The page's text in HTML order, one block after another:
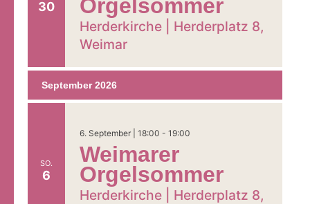
30
Orgelsommer
Herderkirche | Herderplatz 8,
Weimar
September 2026
SO.
6
6. September | 18:00 - 19:00
Weimarer
Orgelsommer
Herderkirche | Herderplatz 8,